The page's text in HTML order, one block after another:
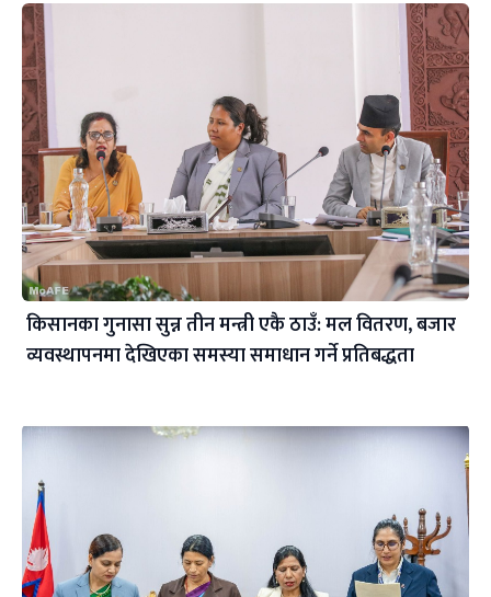
किसानका गुनासा सुन्न तीन मन्त्री एकै ठाउँ: मल वितरण, बजार
व्यवस्थापनमा देखिएका समस्या समाधान गर्ने प्रतिबद्धता